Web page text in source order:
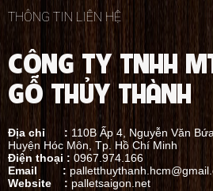
THÔNG TIN LIÊN HỆ
CÔNG TY TNHH
GỖ THỦY THÀNH
Địa chỉ : 110B Ấp 4, Nguyễn Văn
Huyện Hóc Môn, Tp. Hồ Chí Minh
Điện thoại : 0967.974.166
Email :
Website : palletsaigon.net